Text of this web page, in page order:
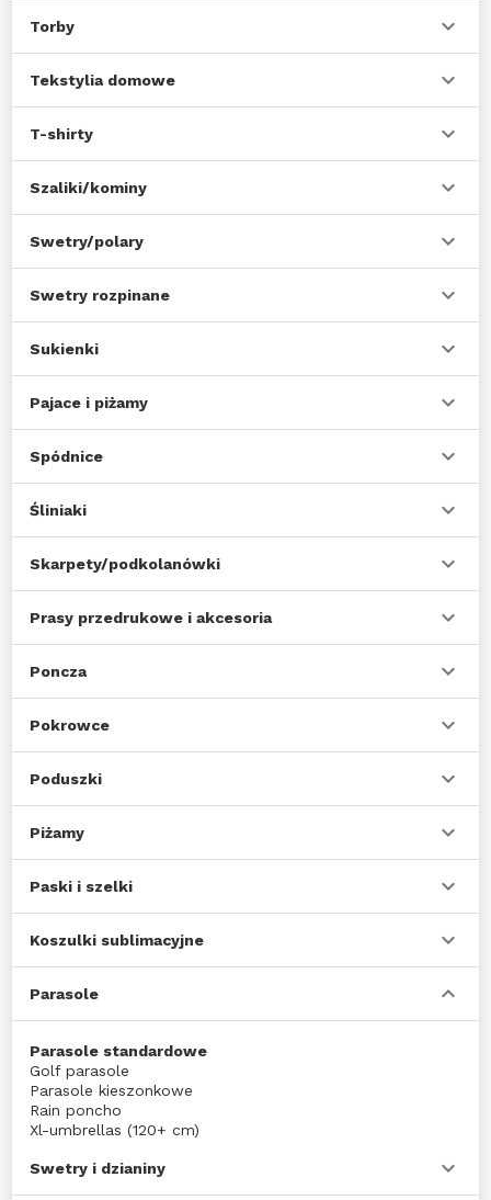
Torby
Tekstylia domowe
T-shirty
Szaliki/kominy
Swetry/polary
Swetry rozpinane
Sukienki
Pajace i piżamy
Spódnice
Śliniaki
Skarpety/podkolanówki
Prasy przedrukowe i akcesoria
Poncza
Pokrowce
Poduszki
Piżamy
Paski i szelki
Koszulki sublimacyjne
Parasole
Parasole standardowe
Golf parasole
Parasole kieszonkowe
Rain poncho
Xl-umbrellas (120+ cm)
Swetry i dzianiny